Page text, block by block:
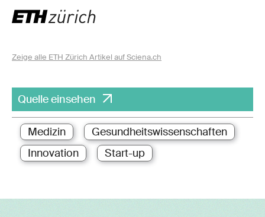
Zeige alle ETH Zürich Artikel auf Sciena.ch
Quelle einsehen
Medizin
Gesundheitswissenschaften
Innovation
Start-up